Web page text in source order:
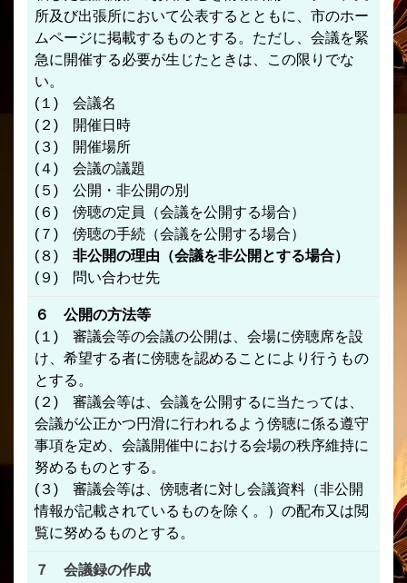
所及び出張所において公表するとともに、市のホー
ムページに掲載するものとする。ただし、会議を緊
急に開催する必要が生じたときは、この限りでな
い。
(１) 会議名
(２) 開催日時
(３) 開催場所
(４) 会議の議題
(５) 公開・非公開の別
(６) 傍聴の定員（会議を公開する場合）
(７) 傍聴の手続（会議を公開する場合）
(８) 非公開の理由（会議を非公開とする場合）
(９) 問い合わせ先
６ 公開の方法等
(１) 審議会等の会議の公開は、会場に傍聴席を設
け、希望する者に傍聴を認めることにより行うもの
とする。
(２) 審議会等は、会議を公開するに当たっては、
会議が公正かつ円滑に行われるよう傍聴に係る遵守
事項を定め、会議開催中における会場の秩序維持に
努めるものとする。
(３) 審議会等は、傍聴者に対し会議資料（非公開
情報が記載されているものを除く。）の配布又は閲
覧に努めるものとする。
７ 会議録の作成